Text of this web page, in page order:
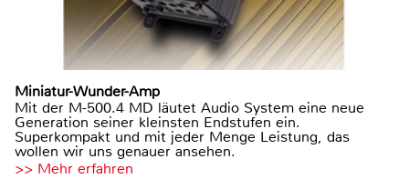
Miniatur-Wunder-Amp
Mit der M-500.4 MD läutet Audio System eine neue
Generation seiner kleinsten Endstufen ein.
Superkompakt und mit jeder Menge Leistung, das
wollen wir uns genauer ansehen.
>> Mehr erfahren